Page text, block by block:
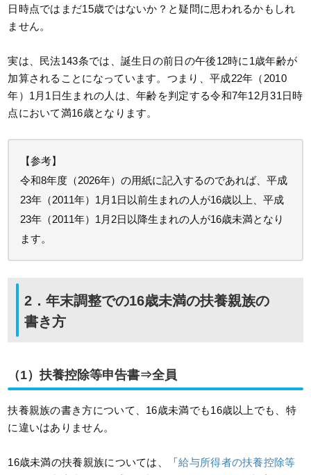
日時点ではまだ15歳ではないか？と疑問に思われるかもしれ
ません。
実は、民法143条では、誕生日の前日の午後12時に1歳年齢が
加算されることになっています。つまり、平成22年（2010
年）1月1日生まれの人は、年齢を判定する令和7年12月31日時
点において満16歳となります。
【参考】
令和8年度（2026年）の用紙に記入するのであれば、平成
23年（2011年）1月1日以前生まれの人が16歳以上、平成
23年（2011年）1月2日以降生まれの人が16歳未満となり
ます。
2．年末調整での16歳未満の扶養親族の
書き方
（1）扶養控除等申告書⇒全員
扶養親族の書き方について、16歳未満でも16歳以上でも、特
に違いはありません。
16歳未満の扶養親族については、「給与所得者の扶養控除等